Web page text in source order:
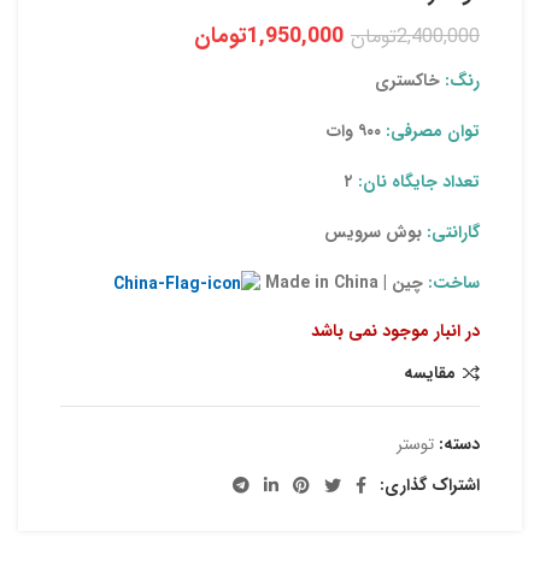
2,400,000تومان 1,950,000تومان
رنگ: خاکستری
توان مصرفی:
تعداد جایگاه نان:
گارانتی: بوش سرویس
ساخت: چین | Made in China
در انبار موجود نمی باشد
مقایسه
دسته: توستر
اشتراک گذاری: